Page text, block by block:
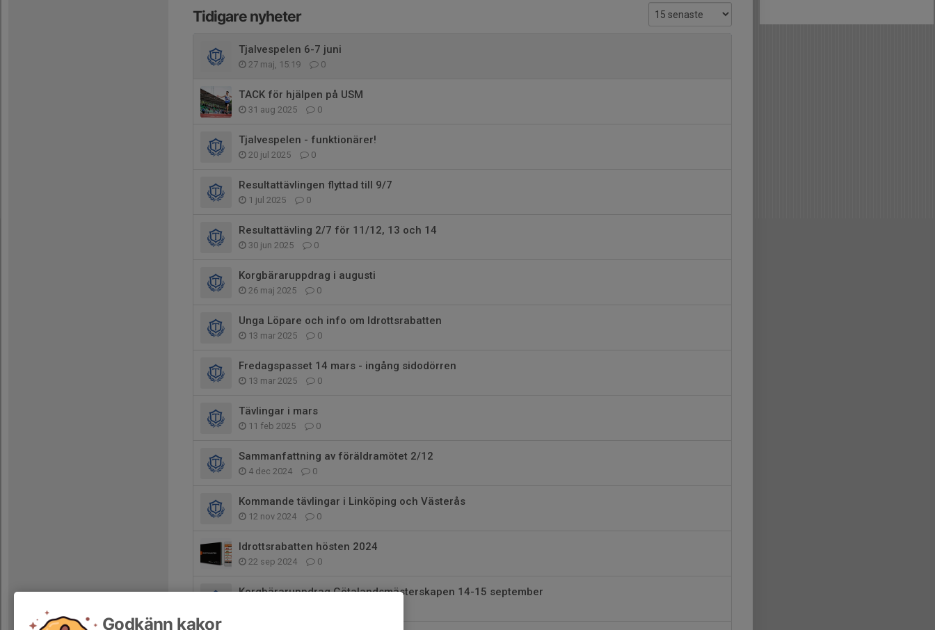
Tidigare nyheter
Tjalvespelen 6-7 juni
27 maj, 15:19 0
TACK för hjälpen på USM
31 aug 2025 0
Tjalvespelen - funktionärer!
20 jul 2025 0
Resultattävlingen flyttad till 9/7
1 jul 2025 0
Resultattävling 2/7 för 11/12, 13 och 14
30 jun 2025 0
Korgbäraruppdrag i augusti
26 maj 2025 0
Unga Löpare och info om Idrottsrabatten
13 mar 2025 0
Fredagspasset 14 mars - ingång sidodörren
13 mar 2025 0
Tävlingar i mars
11 feb 2025 0
Sammanfattning av föräldramötet 2/12
4 dec 2024 0
Kommande tävlingar i Linköping och Västerås
12 nov 2024 0
Idrottsrabatten hösten 2024
22 sep 2024 0
Korgbäraruppdrag Götalandsmästerskapen 14-15 september
Godkänn kakor